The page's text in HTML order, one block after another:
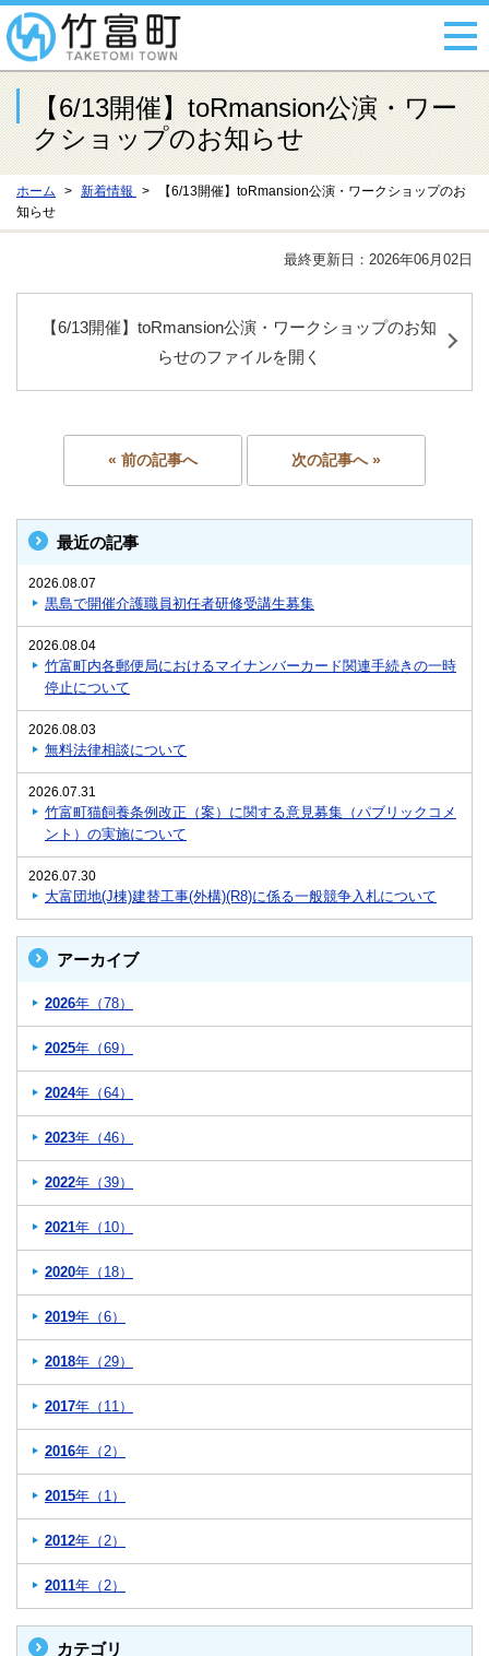
【6/13開催】toRmansion公演・ワー
クショップのお知らせ
ホーム 新着情報
【6/13開催】toRmansion公演・ワークショップのお
知らせ
最終更新日：2026年06月02日
【6/13開催】toRmansion公演・ワークショップのお知
らせのファイルを開く
« 前の記事へ 次の記事へ »
最近の記事
2026.08.07
黒島で開催介護職員初任者研修受講生募集
2026.08.04
竹富町内各郵便局におけるマイナンバーカード関連手続きの一時
停止について
2026.08.03
無料法律相談について
2026.07.31
竹富町猫飼養条例改正（案）に関する意見募集（パブリックコメ
ント）の実施について
2026.07.30
大富団地(J棟)建替工事(外構)(R8)に係る一般競争入札について
アーカイブ
2026年（78）
2025年（69）
2024年（64）
2023年（46）
2022年（39）
2021年（10）
2020年（18）
2019年（6）
2018年（29）
2017年（11）
2016年（2）
2015年（1）
2012年（2）
2011年（2）
カテゴリ